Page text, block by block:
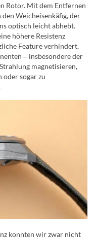
Rotor. Mit dem Entfernen
Weicheisenkäfig, der
optisch leicht abhebt.
höhere Resistenz
Feature verhindert,
‒ insbesondere der
magnetisieren,
oder sogar zu
konnten wir zwar nicht